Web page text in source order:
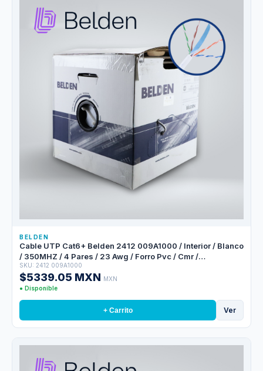
BELDEN
Cable UTP Cat6+ Belden 2412 009A1000 / Interior / Blanco
/ 350MHZ / 4 Pares / 23 Awg / Forro Pvc / Cmr /
Certificable / Bobina En Caja / 1,000 Pies 305 Metros
SKU: 2412 009A1000
$5339.05 MXN MXN
● Disponible
+ Carrito Ver